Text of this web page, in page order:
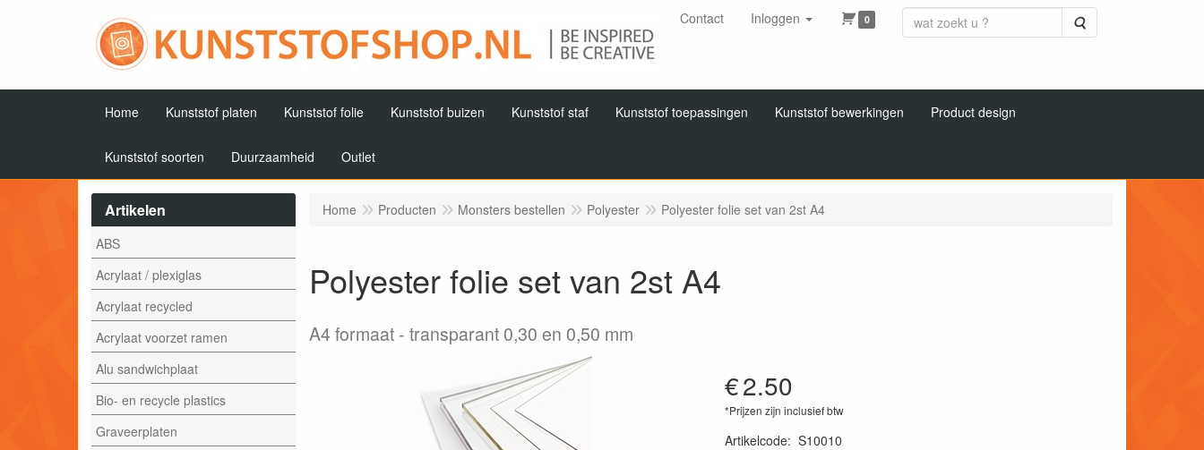
Contact Inloggen 0 Zoeken
Home Kunststof platen Kunststof folie Kunststof buizen Kunststof staf Kunststof toepassingen Kunststof bewerkingen Product design
Kunststof soorten Duurzaamheid Outlet
Artikelen
ABS
Acrylaat / plexiglas
Acrylaat recycled
Acrylaat voorzet ramen
Alu sandwichplaat
Bio- en recycle plastics
Graveerplaten
Home Producten Monsters bestellen Polyester Polyester folie set van 2st A4
Polyester folie set van 2st A4
A4 formaat transparant 0,30 en 0,50 mm
€2.50
*Prijzen zijn inclusief btw
Artikelcode: S10010